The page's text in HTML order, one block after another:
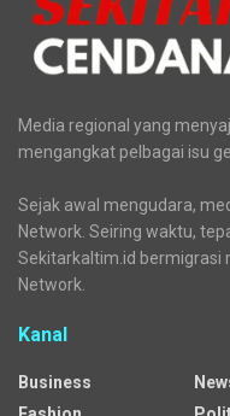
Media regional yang
mengangkat pelbagai isu
Sejak awal mengudara,
Network. Seiring waktu,
Sekitarkaltim.id bermigrasi
Network.
Kanal
Business